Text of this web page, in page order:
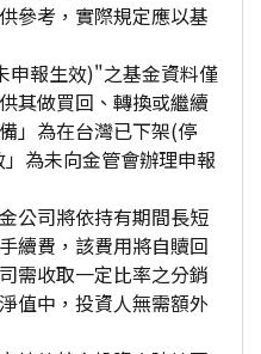
參考，實際規定應以基
報生效)"之基金資料僅
其做買回、轉換或繼續
」為在台灣已下架(停
為未向金管會辦理申報
公司將依持有期間長短
續費，該費用將自贖回
需收取一定比率之分銷
值中，投資人無需額外